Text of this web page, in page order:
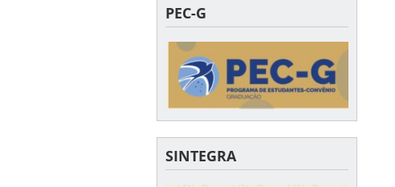
PEC-G
SINTEGRA